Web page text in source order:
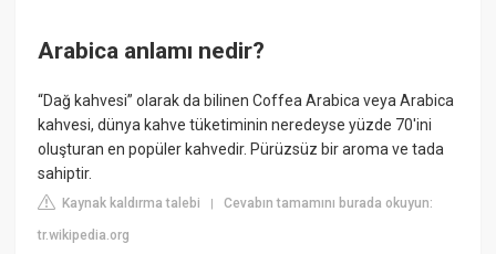
Arabica anlamı nedir?
“Dağ kahvesi” olarak da bilinen Coffea Arabica veya Arabica
kahvesi, dünya kahve tüketiminin neredeyse yüzde 70'ini
oluşturan en popüler kahvedir. Pürüzsüz bir aroma ve tada
sahiptir.
Kaynak kaldırma talebi |Cevabın tamamını burada okuyun:
tr.wikipedia.org